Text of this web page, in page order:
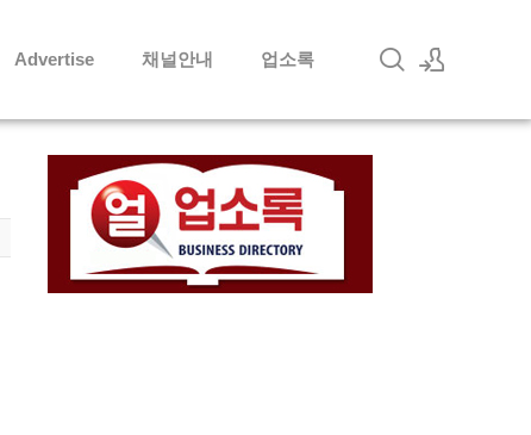
로그인
회원가입
Advertise 채널안내 업소록